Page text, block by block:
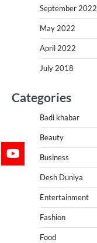
September 2022
May 2022
April 2022
July 2018
Categories
Badi khabar
Beauty
Business
Desh Duniya
Entertainment
Fashion
Food